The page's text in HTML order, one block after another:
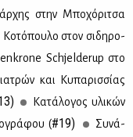
στην Μπο­χό­ρι­τσα
Κο­τό­που­λο στον σι­δη­ρο­
Schjelderup στο
και Κυ­πα­ρισ­σί­ας
Κα­τά­λο­γος υλι­κών
(#19)
Συ­νά­